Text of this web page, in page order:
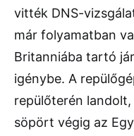
vitték DNS-
már folyamatban
Britanniába tartó
igénybe. A
repülőterén
söpört végig az